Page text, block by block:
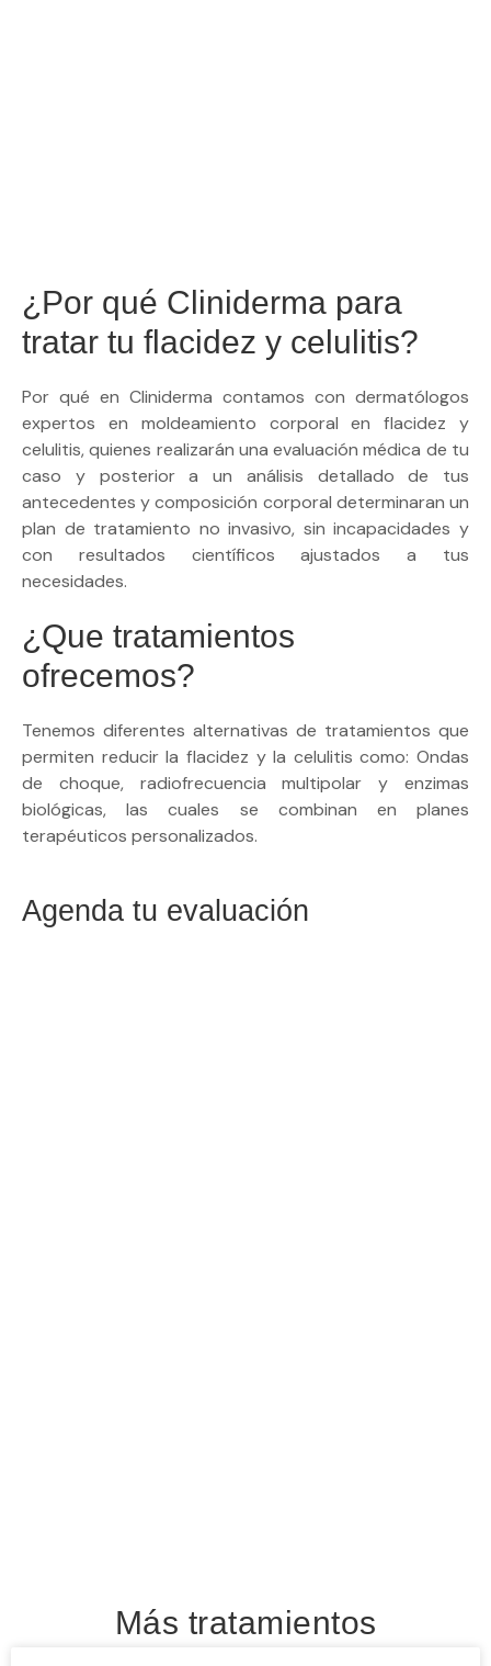
¿Por qué Cliniderma para
tratar tu flacidez y celulitis?
Por qué en Cliniderma contamos con dermatólogos
expertos en moldeamiento corporal en flacidez y
celulitis, quienes realizarán una evaluación médica de tu
caso y posterior a un análisis detallado de tus
antecedentes y composición corporal determinaran un
plan de tratamiento no invasivo, sin incapacidades y
con resultados científicos ajustados a tus
necesidades.
¿Que tratamientos
ofrecemos?
Tenemos diferentes alternativas de tratamientos que
permiten reducir la flacidez y la celulitis como: Ondas
de choque, radiofrecuencia multipolar y enzimas
biológicas, las cuales se combinan en planes
terapéuticos personalizados.
Agenda tu evaluación
Más tratamientos